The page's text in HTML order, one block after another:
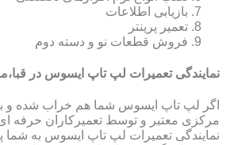
بازیابی اطلاعات
تعمیر پرینتر
فروش قطعات نو و دسته دوم
نمایندگی تعمیرات لپ تاپ ایسوس در
اگر لپ تاپ ایسوس شما هم خراب شده و به
مرکزی معتبر و توسط تعمیرکاران حرفه
نمایندگی تعمیرات لپ تاپ ایسوس به شما